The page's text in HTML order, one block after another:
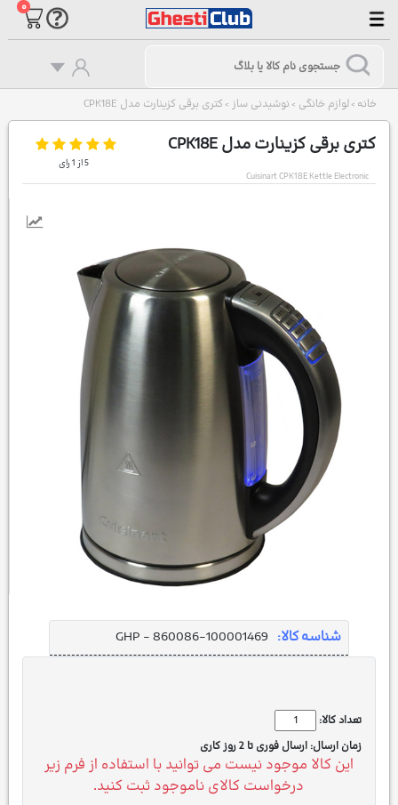
۰
خانه > لوازم خانگی > نوشیدنی ساز > کتری برقی کزینارت مدل CPK18E
کتری برقی کزینارت مدل CPK18E
5از 1رای
Cuisinart CPK18E Kettle Electronic
شناسه کالا: GHP - 860086-100001469
تعداد کالا:
زمان ارسال: ارسال فوری تا 2 روز کاری
این کالا موجود نیست می توانید با استفاده از فرم زیر
درخواست کالای ناموجود ثبت کنید.